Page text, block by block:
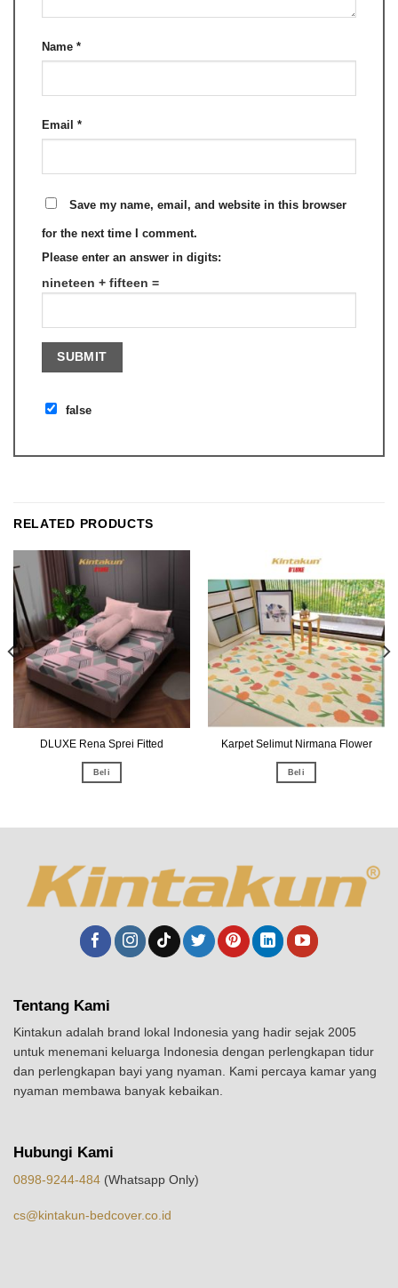
Name *
Email *
Save my name, email, and website in this browser
for the next time I comment.
Please enter an answer in digits:
nineteen + fifteen =
false
RELATED PRODUCTS
DLUXE Rena Sprei Fitted
Beli
Karpet Selimut Nirmana Flower
Beli
Tentang Kami
Kintakun adalah brand lokal Indonesia yang hadir sejak 2005
untuk menemani keluarga Indonesia dengan perlengkapan tidur
dan perlengkapan bayi yang nyaman. Kami percaya kamar yang
nyaman membawa banyak kebaikan.
Hubungi Kami
0898-9244-484 (Whatsapp Only)
cs@kintakun-bedcover.co.id